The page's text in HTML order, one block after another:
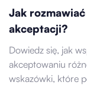
Jak
akceptacji?
Dowiedz się, jak
akceptowaniu
wskazówki, które